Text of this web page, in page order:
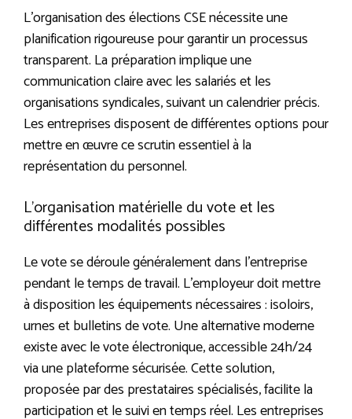
L’organisation des élections CSE nécessite une
planification rigoureuse pour garantir un processus
transparent. La préparation implique une
communication claire avec les salariés et les
organisations syndicales, suivant un calendrier précis.
Les entreprises disposent de différentes options pour
mettre en œuvre ce scrutin essentiel à la
représentation du personnel.
L’organisation matérielle du vote et les
différentes modalités possibles
Le vote se déroule généralement dans l’entreprise
pendant le temps de travail. L’employeur doit mettre
à disposition les équipements nécessaires : isoloirs,
urnes et bulletins de vote. Une alternative moderne
existe avec le vote électronique, accessible 24h/24
via une plateforme sécurisée. Cette solution,
proposée par des prestataires spécialisés, facilite la
participation et le suivi en temps réel. Les entreprises